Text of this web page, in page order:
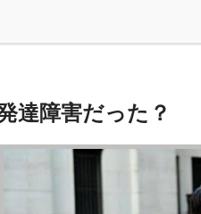
達障害だった？